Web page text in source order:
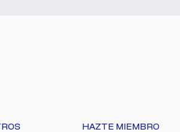
HAZTE MIEMBRO